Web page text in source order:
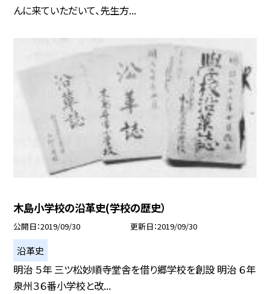
んに来ていただいて、先生方...
木島小学校の沿革史(学校の歴史）
公開日 2019/09/30 更新日 2019/09/30
沿革史
明治 ５年 三ツ松妙順寺堂舎を借り郷学校を創設 明治 ６年
泉州３６番小学校と改...